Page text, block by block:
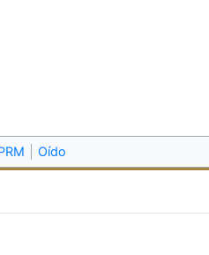
Oído